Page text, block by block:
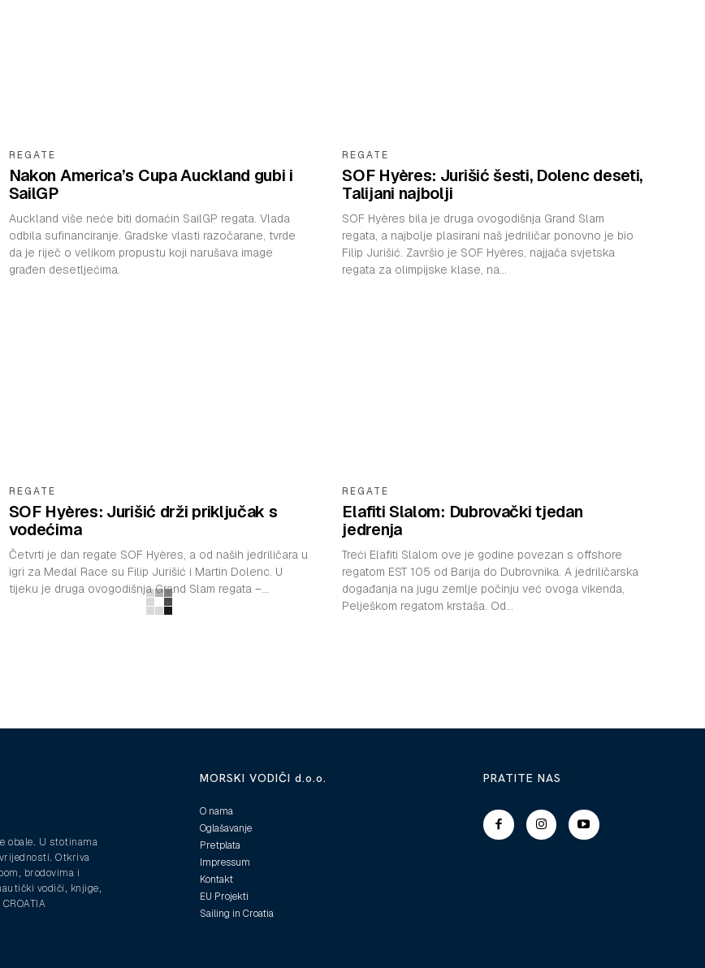
REGATE
Nakon America’s Cupa Auckland gubi i
SailGP
Auckland više neće biti domaćin SailGP regata. Vlada
odbila sufinanciranje. Gradske vlasti razočarane, tvrde
da je riječ o velikom propustu koji narušava image
građen desetljećima.
REGATE
SOF Hyères: Jurišić šesti, Dolenc deseti,
Talijani najbolji
SOF Hyères bila je druga ovogodišnja Grand Slam
regata, a najbolje plasirani naš jedriličar ponovno je bio
Filip Jurišić. Završio je SOF Hyères, najjača svjetska
regata za olimpijske klase, na...
REGATE
SOF Hyères: Jurišić drži priključak s
vodećima
Četvrti je dan regate SOF Hyères, a od naših jedriličara u
igri za Medal Race su Filip Jurišić i Martin Dolenc. U
tijeku je druga ovogodišnja Grand Slam regata –...
REGATE
Elafiti Slalom: Dubrovački tjedan
jedrenja
Treći Elafiti Slalom ove je godine povezan s offshore
regatom EST 105 od Barija do Dubrovnika. A jedriličarska
događanja na jugu zemlje počinju već ovoga vikenda,
Pelješkom regatom krstaša. Od...
obale. U stotinama
Otkriva
brodovima i
vodiči, knjige,
MORSKI VODIČI d.o.o.
O nama
Oglašavanje
Pretplata
Impressum
Kontakt
EU Projekti
Sailing in Croatia
PRATITE NAS